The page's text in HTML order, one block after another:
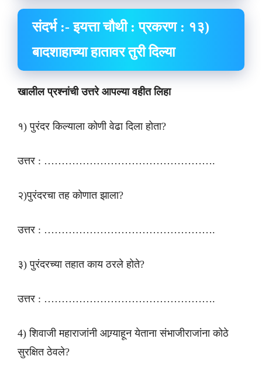
संदर्भ :- इयत्ता चौथी : प्रकरण : १३)
बादशाहाच्या हातावर तुरी दिल्या
खालील प्रश्नांची उत्तरे आपल्या वहीत लिहा
१) पुरंदर किल्याला कोणी वेढा दिला होता?
उत्तर : ………………………………………….
२)पुरंदरचा तह कोणात झाला?
उत्तर : ………………………………………….
३) पुरंदरच्या तहात काय ठरले होते?
उत्तर : ………………………………………….
4) शिवाजी महाराजांनी आग्र्याहून येताना संभाजीराजांना कोठे
सुरक्षित ठेवले?